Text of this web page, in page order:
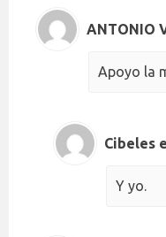
ANTONIO
Apoyo la
Cibeles
Y yo.